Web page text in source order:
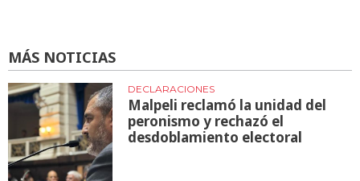
MÁS NOTICIAS
DECLARACIONES
Malpeli reclamó la unidad del
peronismo y rechazó el
desdoblamiento electoral